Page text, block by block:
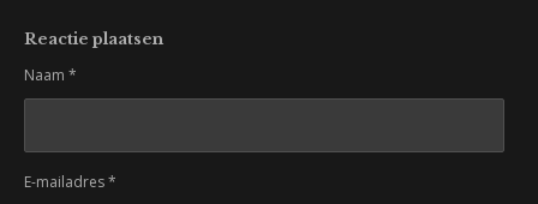
Reactie plaatsen
Naam *
E-mailadres *